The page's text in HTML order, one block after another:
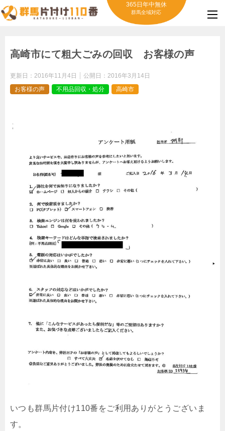
365日年中無休
群馬全域対応
高崎市にて粗大ごみの回収 お客様の声
更新日： 2016年11月4日 公開日： 2016年3月14日
お客様の声
不用品回収・処分 高崎市
いつも群馬片付け110番をご利用ありがとうございま
す。